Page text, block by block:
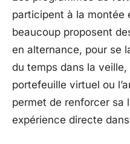
participent à la montée
beaucoup proposent
en alternance, pour se
du temps dans la veille,
portefeuille virtuel ou
permet de renforcer sa
expérience directe